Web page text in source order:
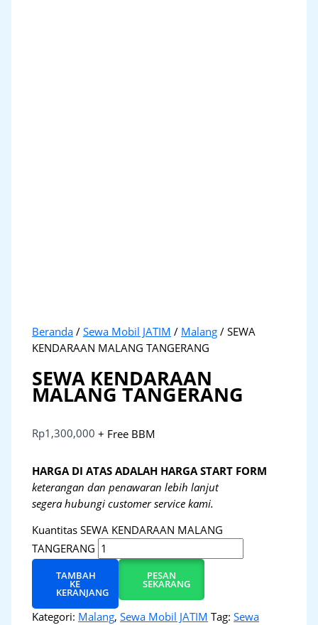
Beranda /Sewa Mobil JATIM / Malang / SEWA
KENDARAAN MALANG TANGERANG
SEWA KENDARAAN
MALANG TANGERANG
Rp1,300,000 + Free BBM
HARGA DI ATAS ADALAH HARGA START FORM
keterangan dan penawaran lebih lanjut
segera hubungi customer service kami.
Kuantitas SEWA KENDARAAN MALANG
TANGERANG
TAMBAH
KE
KERANJANG
PESAN
SEKARANG
Kategori: Malang,Sewa Mobil JATIM Tag:Sewa